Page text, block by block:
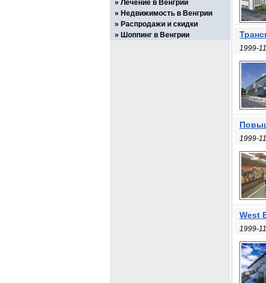
1999-
1999-
West
1999-
Лечение в Венгрии
Недвижимость в Венгрии
Распродажи и скидки
Шоппинг в Венгрии